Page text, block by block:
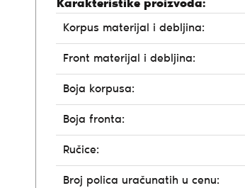
Karakteristike proizvoda:
Korpus materijal i debljina:
Front materijal i debljina:
Boja korpusa:
Boja fronta:
Ručice:
Broj polica uračunatih u cenu: